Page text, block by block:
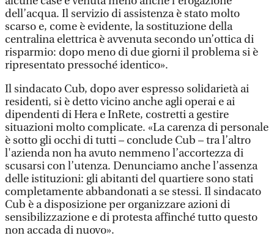
dell’acqua. Il servizio di assistenza è stato molto
scarso e, come è evidente, la sostituzione della
centralina elettrica è avvenuta secondo un’ottica di
risparmio: dopo meno di due giorni il problema si è
ripresentato pressoché identico».
Il sindacato Cub, dopo aver espresso solidarietà ai
residenti, si è detto vicino anche agli operai e ai
dipendenti di Hera e InRete, costretti a gestire
situazioni molto complicate. «La carenza di personale
è sotto gli occhi di tutti – conclude Cub – tra l’altro
l'azienda non ha avuto nemmeno l’accortezza di
scusarsi con l’utenza. Denunciamo anche l’assenza
delle istituzioni: gli abitanti del quartiere sono stati
completamente abbandonati a se stessi. Il sindacato
Cub è a disposizione per organizzare azioni di
sensibilizzazione e di protesta affinché tutto questo
non accada di nuovo».